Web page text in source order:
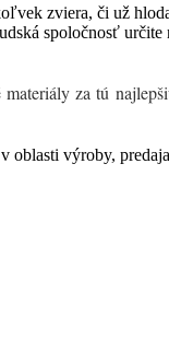
zviera, či už
spoločnosť určite
za tú
oblasti výroby,